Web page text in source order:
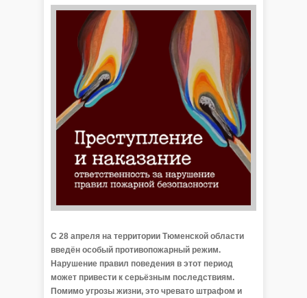
С 28 апреля на территории Тюменской области
введён особый противопожарный режим.
Нарушение правил поведения в этот период
может привести к серьёзным последствиям.
Помимо угрозы жизни, это чревато штрафом и